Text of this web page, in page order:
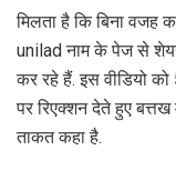
मिलता है कि बिना वजह
unilad नाम के पेज से शेयर
कर रहे हैं. इस वीडियो
पर रिएक्शन देते हुए बत्तख
ताकत कहा है.